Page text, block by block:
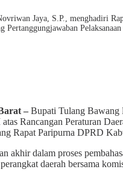
Jaya, S.P., menghadiri
Pertanggungjawaban
– Bupati Tulang Bawang
Rancangan Peraturan
Rapat Paripurna DPRD
akhir dalam proses
daerah bersama